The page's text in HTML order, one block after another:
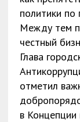
политики по
Между тем
честный
Глава
отметил
в